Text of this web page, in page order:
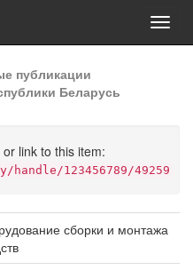
публикации
Беларусь
link to this item:
123456789/49259
сборки и монтажа